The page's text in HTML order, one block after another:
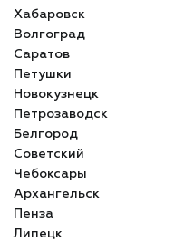
Хабаровск
Волгоград
Саратов
Петушки
Новокузнецк
Петрозаводск
Белгород
Советский
Чебоксары
Архангельск
Пенза
Липецк